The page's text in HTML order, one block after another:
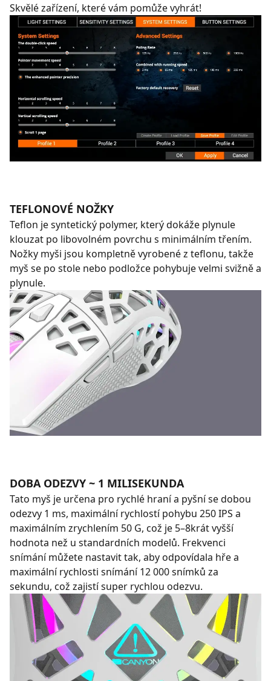
Skvělé zařízení, které vám pomůže vyhrát!
TEFLONOVÉ NOŽKY
Teflon je syntetický polymer, který dokáže plynule
klouzat po libovolném povrchu s minimálním třením.
Nožky myši jsou kompletně vyrobené z teflonu, takže
myš se po stole nebo podložce pohybuje velmi svižně a
plynule.
DOBA ODEZVY ~ 1 MILISEKUNDA
Tato myš je určena pro rychlé hraní a pyšní se dobou
odezvy 1 ms, maximální rychlostí pohybu 250 IPS a
maximálním zrychlením 50 G, což je 5–8krát vyšší
hodnota než u standardních modelů. Frekvenci
snímání můžete nastavit tak, aby odpovídala hře a
maximální rychlosti snímání 12 000 snímků za
sekundu, což zajistí super rychlou odezvu.